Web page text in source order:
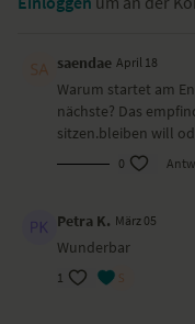
deine Core-Muskulatur.
Besondere Yoga-
Running
Burpee-Varianten
Beindehnung
Twist
Shavasana
saendae April 18
Warum startet am
nächste? Das
sitzen.bleiben will
0
Petra K. März 05
Wunderbar
1